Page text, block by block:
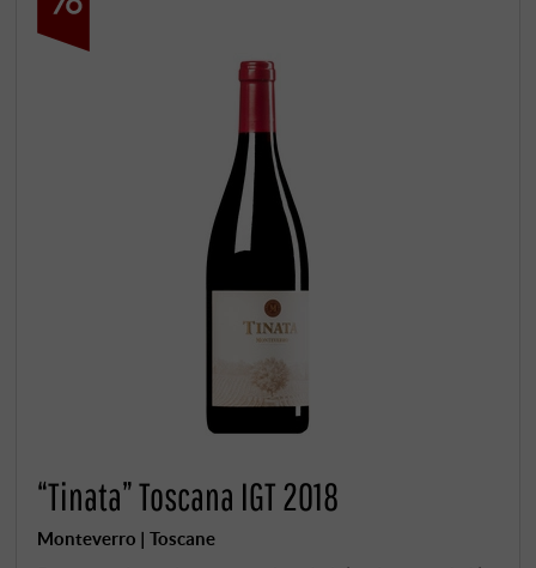
“Tinata” Toscana IGT 2018
Monteverro | Toscane